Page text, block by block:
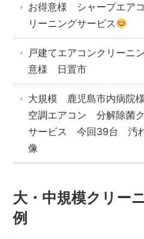
お得意様 シャープエア
リーニングサービス
戸建てエアコンクリーニ
意様 日置市
大規模 鹿児島市内病院
空調エアコン 分解除菌
サービス 今回39台 汚
像
大・中規模クリー
例